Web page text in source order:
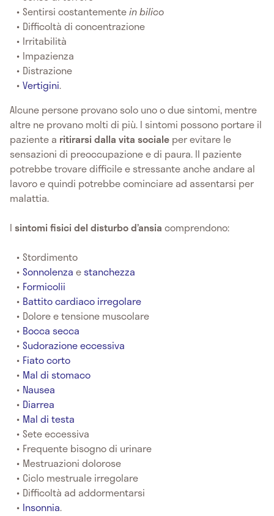
Sentirsi costantementein bilico
Difficoltà di concentrazione
Irritabilità
Impazienza
Distrazione
Vertigini.
Alcune persone provano solo uno o due sintomi, mentre
altre ne provano molti di più. I sintomi possono portare il
paziente a ritirarsi dalla vita sociale per evitare le
sensazioni di preoccupazione e di paura. Il paziente
potrebbe trovare difficile e stressante anche andare al
lavoro e quindi potrebbe cominciare ad assentarsi per
malattia.
I sintomi fisici del disturbo d’ansia comprendono:
Stordimento
Sonnolenzaestanchezza
Formicolii
Battito cardiaco irregolare
Dolore e tensione muscolare
Bocca secca
Sudorazione eccessiva
Fiato corto
Mal di stomaco
Nausea
Diarrea
Mal di testa
Sete eccessiva
Frequente bisogno di urinare
Mestruazioni dolorose
Ciclo mestruale irregolare
Difficoltà ad addormentarsi
Insonnia.